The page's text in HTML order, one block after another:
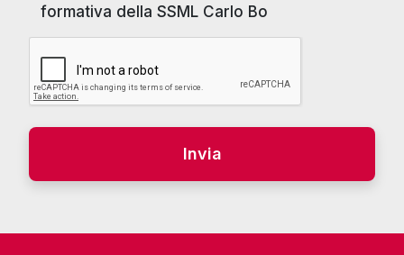
formativa della SSML Carlo Bo